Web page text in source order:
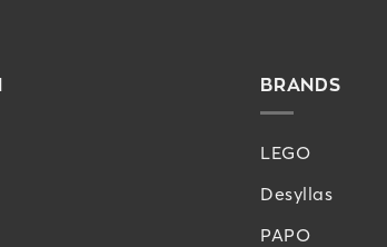
BRANDS
LEGO
Desyllas
PAPO